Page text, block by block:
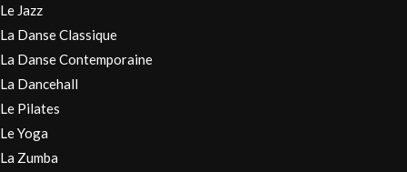
Le Jazz
La Danse Classique
La Danse Contemporaine
La Dancehall
Le Pilates
Le Yoga
La Zumba